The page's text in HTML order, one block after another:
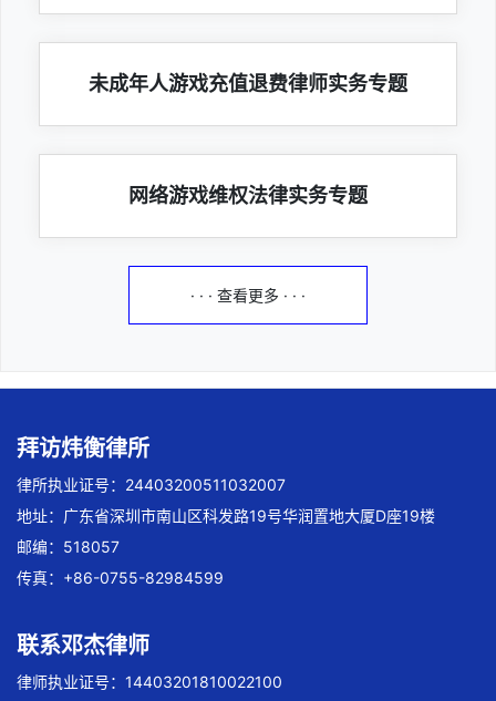
未成年人游戏充值退费律师实务专题
网络游戏维权法律实务专题
· · · 查看更多 · · ·
拜访炜衡律所
律所执业证号：24403200511032007
地址：广东省深圳市南山区科发路19号华润置地大厦D座19楼
邮编：518057
传真：+86-0755-82984599
联系邓杰律师
律师执业证号：14403201810022100